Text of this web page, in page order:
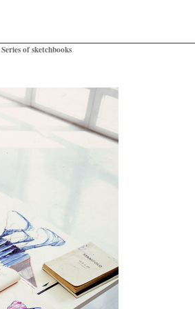
Series of sketchbooks